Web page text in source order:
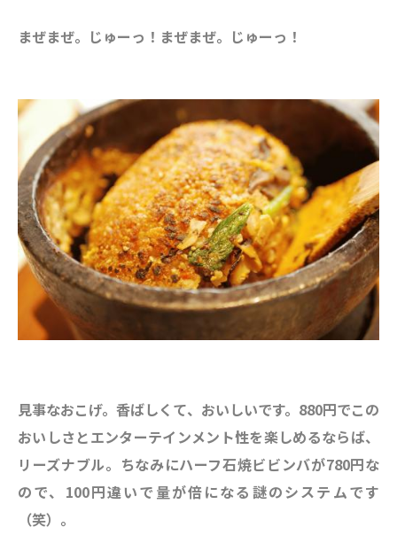
まぜまぜ。じゅーっ！まぜまぜ。じゅーっ！
見事なおこげ。香ばしくて、おいしいです。880円でこの
おいしさとエンターテインメント性を楽しめるならば、
リーズナブル。ちなみにハーフ石焼ビビンバが780円な
ので、100円違いで量が倍になる謎のシステムです
（笑）。